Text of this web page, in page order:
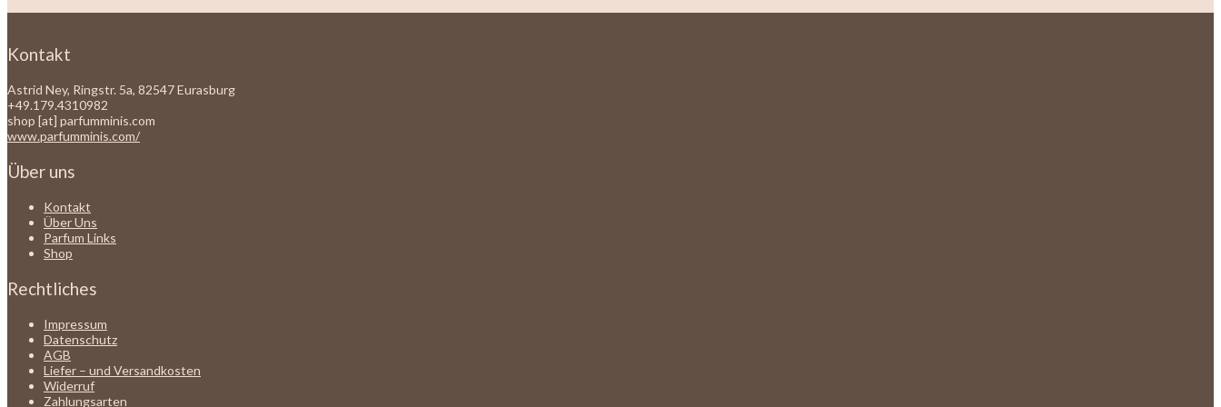
Kontakt
Astrid Ney, Ringstr. 5a, 82547 Eurasburg
+49.179.4310982
shop [at] parfumminis.com
www.parfumminis.com/
Über uns
Kontakt
Über Uns
Parfum Links
Shop
Rechtliches
Impressum
Datenschutz
AGB
Liefer – und Versandkosten
Widerruf
Zahlungsarten